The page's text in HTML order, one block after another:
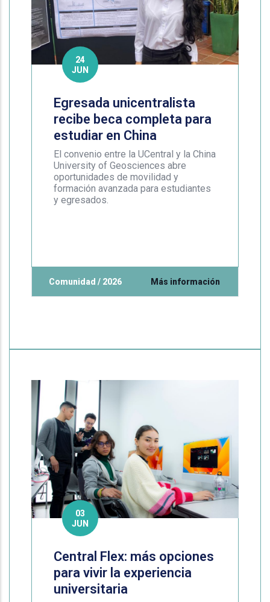
24
JUN
Egresada unicentralista
recibe beca completa para
estudiar en China
El convenio entre la UCentral y la China
University of Geosciences abre
oportunidades de movilidad y
formación avanzada para estudiantes
y egresados.
Comunidad / 2026 Más información
03
JUN
Central Flex: más opciones
para vivir la experiencia
universitaria